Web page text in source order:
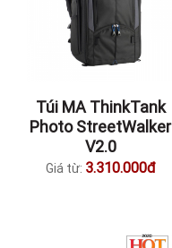
Túi MA ThinkTank
Photo StreetWalker
V2.0
Giá từ: 3.310.000đ